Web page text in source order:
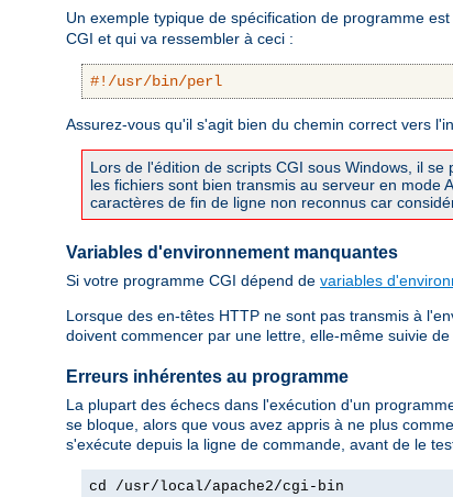
Un exemple typique de spécification de programme
CGI et qui va ressembler à ceci :
#!/usr/bin/perl
Assurez-vous qu'il s'agit bien du chemin correct vers
Lors de l'édition de scripts CGI sous Windows, il
les fichiers sont bien transmis au serveur en mode
caractères de fin de ligne non reconnus car
Variables d'environnement manquantes
Si votre programme CGI dépend de variables
Lorsque des en-têtes HTTP ne sont pas transmis à
doivent commencer par une lettre, elle-même suivie
Erreurs inhérentes au programme
La plupart des échecs dans l'exécution d'un
se bloque, alors que vous avez appris à ne plus
s'exécute depuis la ligne de commande, avant de le
cd /usr/local/apache2/cgi-bin